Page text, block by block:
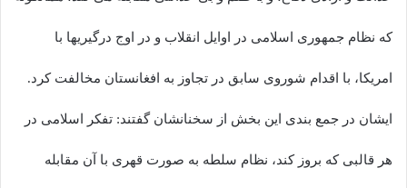
که نظام جمهوری اسلامی در اوایل انقلاب و در اوج درگیریها با
امریکا، با اقدام شوروی سابق در تجاوز به افغانستان مخالفت کرد.
ایشان در جمع بندی این بخش از سخنانشان گفتند: تفکر اسلامی در
هر قالبی که بروز کند، نظام سلطه به صورت قهری با آن مقابله